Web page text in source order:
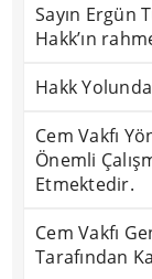
Sayın Ergün
Hakk’ın
Hakk
Cem Vakfı
Önemli
Etmektedir.
Cem Vakfı
Tarafından